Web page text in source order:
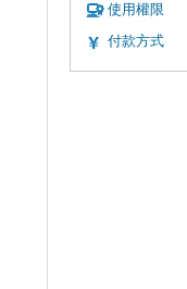
使用權限
付款方式